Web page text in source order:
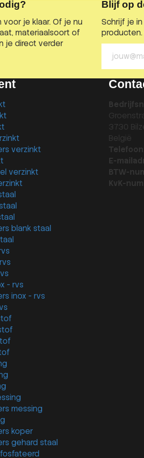
je klaar. Of je nu
materiaalsoort of
je direct verder
Blijf op
Schrijf je
producten.
verzinkt
verzinkt
blank staal
- rvs
inox - rvs
messing
koper
gehard staal
3730
België
E-
BTW-
KvK-